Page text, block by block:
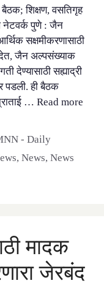
शिक्षण, वसतिगृह
नेटवर्क पुणे : जैन
सक्षमीकरणासाठी
देत, जैन अल्पसंख्याक
देण्यासाठी सह्याद्री
पडली. ही बैठक
… Read more
- Daily
, News, News
मादक
जेरबंद